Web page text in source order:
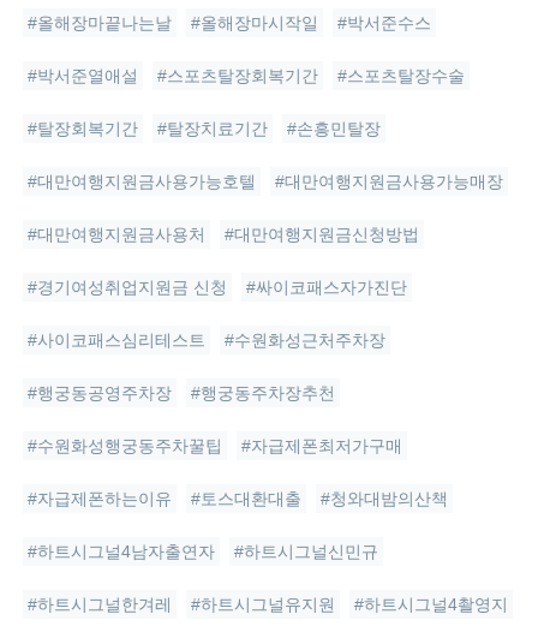
#올해장마끝나는날 #올해장마시작일 #박서준수스
#박서준열애설 #스포츠탈장회복기간 #스포츠탈장수술
#탈장회복기간 #탈장치료기간 #손흥민탈장
#대만여행지원금사용가능호텔 #대만여행지원금사용가능매장
#대만여행지원금사용처 #대만여행지원금신청방법
#경기여성취업지원금 신청 #싸이코패스자가진단
#사이코패스심리테스트 #수원화성근처주차장
#행궁동공영주차장 #행궁동주차장추천
#수원화성행궁동주차꿀팁 #자급제폰최저가구매
#자급제폰하는이유 #토스대환대출 #청와대밤의산책
#하트시그널4남자출연자 #하트시그널신민규
#하트시그널한겨레 #하트시그널유지원 #하트시그널4촬영지